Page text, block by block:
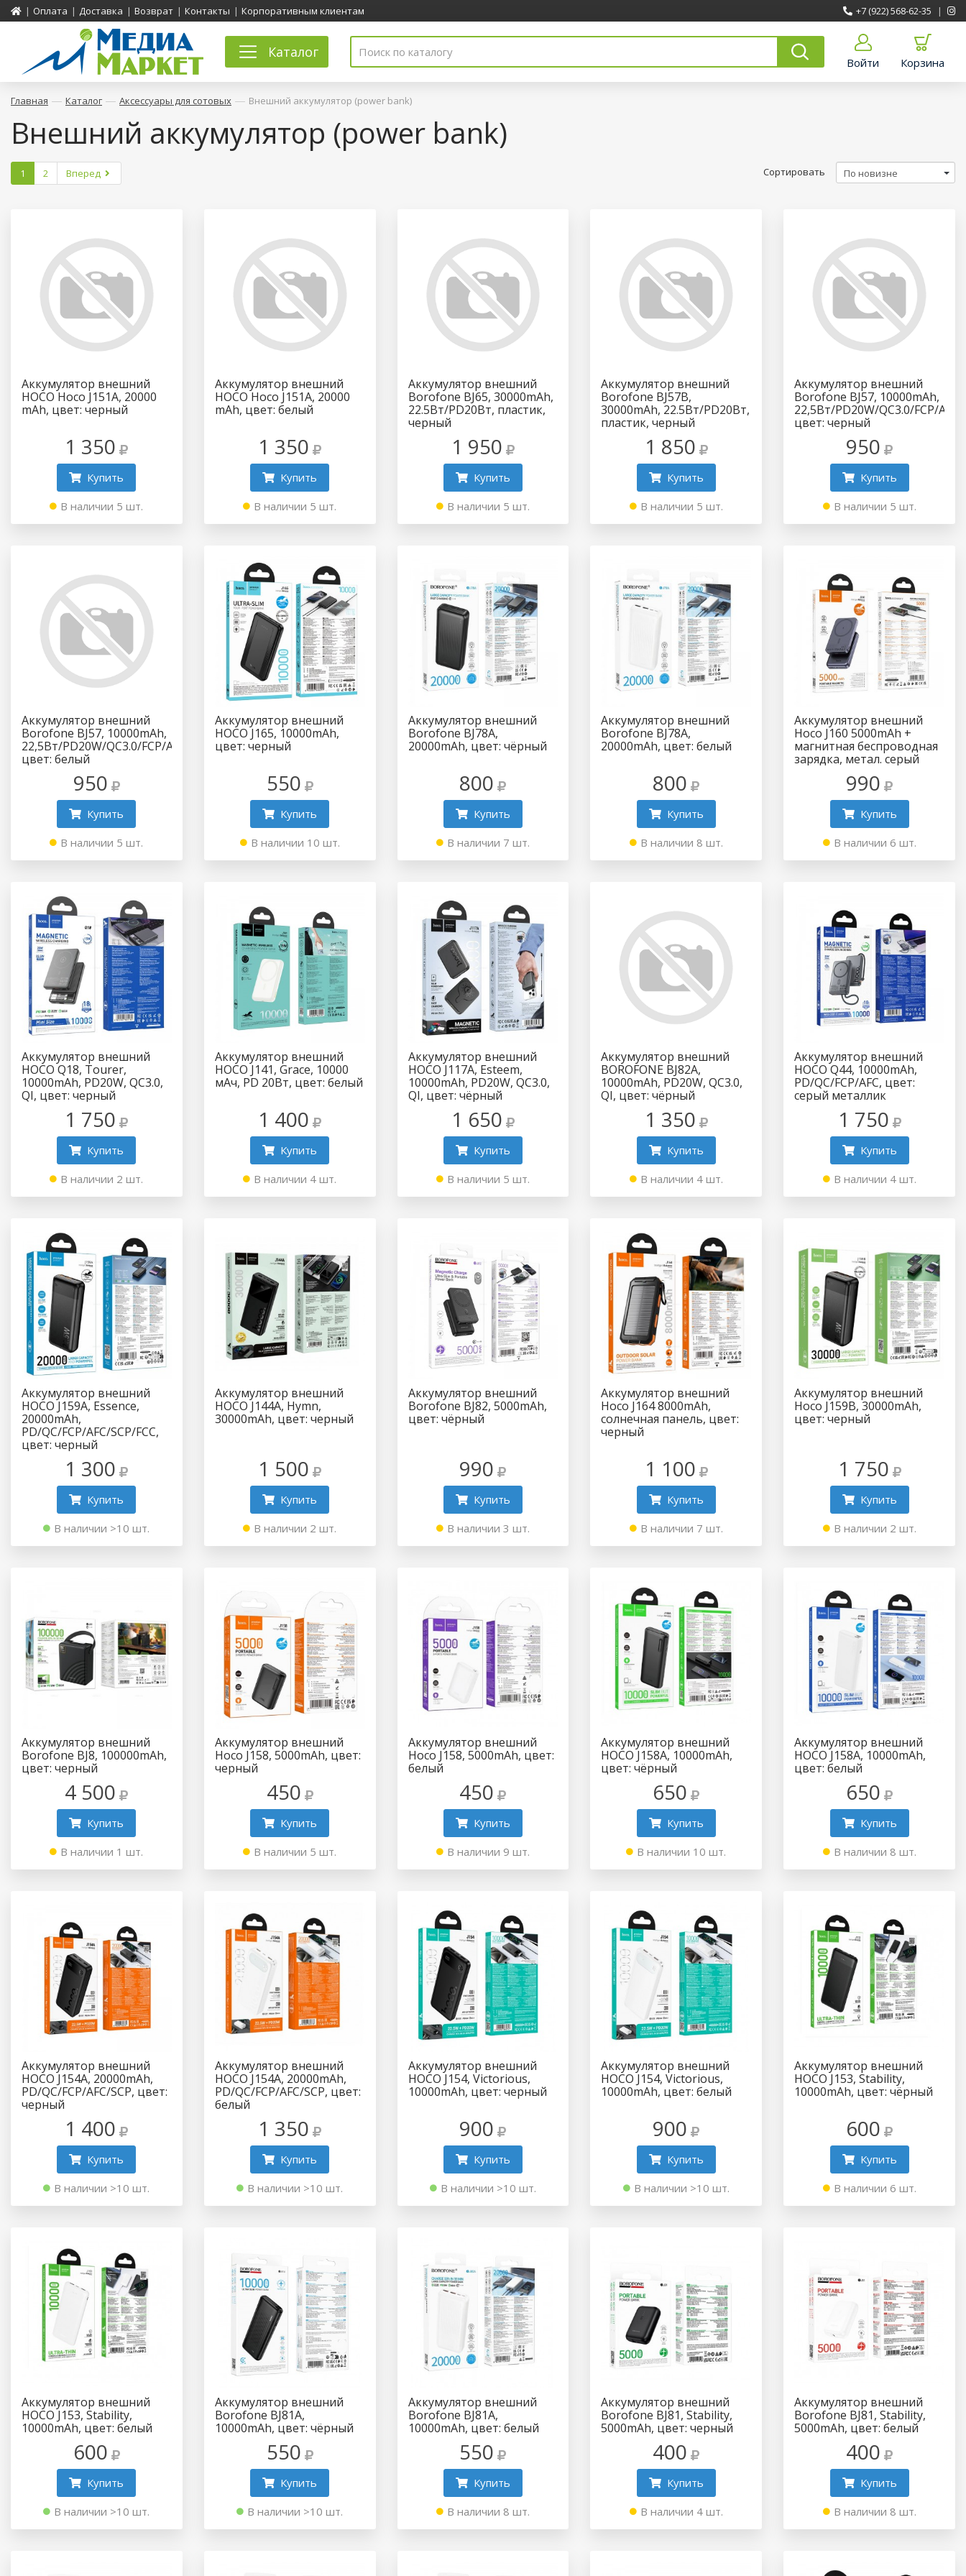
| Оплата | Доставка | Возврат | Контакты | Корпоративным клиентам +7 (922) 568-62-35 |
Каталог
Войти Корзина
Главная — Каталог — Аксессуары для сотовых — Внешний аккумулятор (power bank)
Внешний аккумулятор (power bank)
1 2 Вперед Сортировать
Аккумулятор внешний
HOCO Hoco J151A, 20000
mAh, цвет: черный
1 350
Купить
В наличии 5 шт.
Аккумулятор внешний
HOCO Hoco J151A, 20000
mAh, цвет: белый
1 350
Купить
В наличии 5 шт.
Аккумулятор внешний
Borofone BJ65, 30000mAh,
22.5Вт/PD20Вт, пластик,
черный
1 950
Купить
В наличии 5 шт.
Аккумулятор внешний
Borofone BJ57B,
30000mAh, 22.5Вт/PD20Вт,
пластик, черный
1 850
Купить
В наличии 5 шт.
Аккумулятор внешний
Borofone BJ57, 10000mAh,
22,5Вт/PD20W/QC3.0/FCP/AFC,
цвет: черный
950
Купить
В наличии 5 шт.
Аккумулятор внешний
Borofone BJ57, 10000mAh,
22,5Вт/PD20W/QC3.0/FCP/AFC,
цвет: белый
950
Купить
В наличии 5 шт.
Аккумулятор внешний
HOCO J165, 10000mAh,
цвет: черный
550
Купить
В наличии 10 шт.
Аккумулятор внешний
Borofone BJ78A,
20000mAh, цвет: чёрный
800
Купить
В наличии 7 шт.
Аккумулятор внешний
Borofone BJ78A,
20000mAh, цвет: белый
800
Купить
В наличии 8 шт.
Аккумулятор внешний
Hoco J160 5000mAh +
магнитная беспроводная
зарядка, метал. серый
990
Купить
В наличии 6 шт.
Аккумулятор внешний
HOCO Q18, Tourer,
10000mAh, PD20W, QC3.0,
QI, цвет: черный
1 750
Купить
В наличии 2 шт.
Аккумулятор внешний
HOCO J141, Grace, 10000
мАч, PD 20Вт, цвет: белый
1 400
Купить
В наличии 4 шт.
Аккумулятор внешний
HOCO J117A, Esteem,
10000mAh, PD20W, QC3.0,
QI, цвет: чёрный
1 650
Купить
В наличии 5 шт.
Аккумулятор внешний
BOROFONE BJ82A,
10000mAh, PD20W, QC3.0,
QI, цвет: чёрный
1 350
Купить
В наличии 4 шт.
Аккумулятор внешний
HOCO Q44, 10000mAh,
PD/QC/FCP/AFC, цвет:
серый металлик
1 750
Купить
В наличии 4 шт.
Аккумулятор внешний
HOCO J159А, Essence,
20000mAh,
PD/QC/FCP/AFC/SCP/FCC,
цвет: черный
1 300
Купить
В наличии >10 шт.
Аккумулятор внешний
HOCO J144A, Hymn,
30000mAh, цвет: черный
1 500
Купить
В наличии 2 шт.
Аккумулятор внешний
Borofone BJ82, 5000mAh,
цвет: чёрный
990
Купить
В наличии 3 шт.
Аккумулятор внешний
Hoco J164 8000mAh,
солнечная панель, цвет:
черный
1 100
Купить
В наличии 7 шт.
Аккумулятор внешний
Hoco J159B, 30000mAh,
цвет: черный
1 750
Купить
В наличии 2 шт.
Аккумулятор внешний
Borofone BJ8, 100000mAh,
цвет: черный
4 500
Купить
В наличии 1 шт.
Аккумулятор внешний
Hoco J158, 5000mAh, цвет:
черный
450
Купить
В наличии 5 шт.
Аккумулятор внешний
Hoco J158, 5000mAh, цвет:
белый
450
Купить
В наличии 9 шт.
Аккумулятор внешний
HOCO J158A, 10000mAh,
цвет: чёрный
650
Купить
В наличии 10 шт.
Аккумулятор внешний
HOCO J158A, 10000mAh,
цвет: белый
650
Купить
В наличии 8 шт.
Аккумулятор внешний
HOCO J154A, 20000mAh,
PD/QC/FCP/AFC/SCP, цвет:
черный
1 400
Купить
В наличии >10 шт.
Аккумулятор внешний
HOCO J154A, 20000mAh,
PD/QC/FCP/AFC/SCP, цвет:
белый
1 350
Купить
В наличии >10 шт.
Аккумулятор внешний
HOCO J154, Victorious,
10000mAh, цвет: черный
900
Купить
В наличии >10 шт.
Аккумулятор внешний
HOCO J154, Victorious,
10000mAh, цвет: белый
900
Купить
В наличии >10 шт.
Аккумулятор внешний
HOCO J153, Stability,
10000mAh, цвет: чёрный
600
Купить
В наличии 6 шт.
Аккумулятор внешний
HOCO J153, Stability,
10000mAh, цвет: белый
600
Купить
В наличии >10 шт.
Аккумулятор внешний
Borofone BJ81A,
10000mAh, цвет: чёрный
550
Купить
В наличии >10 шт.
Аккумулятор внешний
Borofone BJ81A,
10000mAh, цвет: белый
550
Купить
В наличии 8 шт.
Аккумулятор внешний
Borofone BJ81, Stability,
5000mAh, цвет: черный
400
Купить
В наличии 4 шт.
Аккумулятор внешний
Borofone BJ81, Stability,
5000mAh, цвет: белый
400
Купить
В наличии 8 шт.